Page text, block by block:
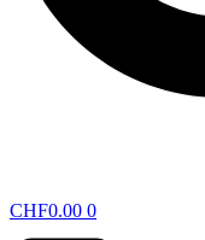
CHF0.00 0